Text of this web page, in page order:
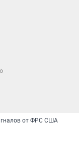
от ФРС США